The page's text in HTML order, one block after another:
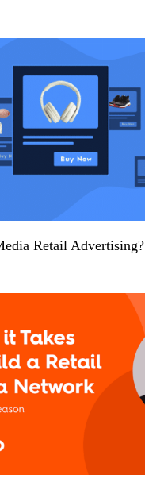
Retail Advertising?